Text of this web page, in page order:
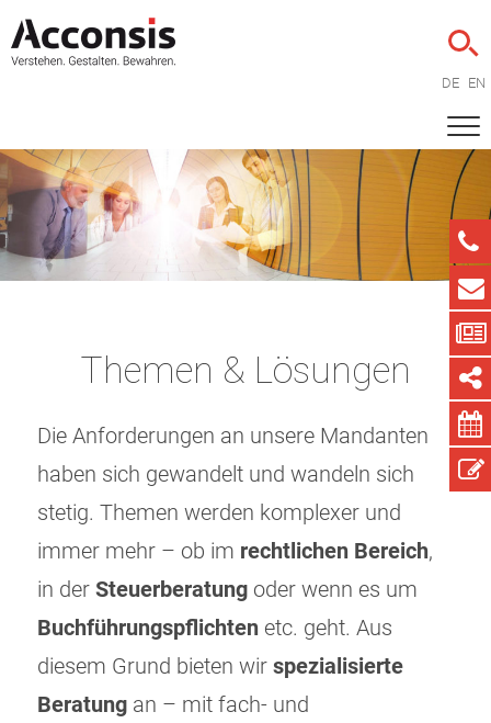
DE EN
Themen & Lösungen
Die Anforderungen an unsere Mandanten
haben sich gewandelt und wandeln sich
stetig. Themen werden komplexer und
immer mehr – ob im rechtlichen Bereich,
in der Steuerberatung oder wenn es um
Buchführungspflichten etc. geht. Aus
diesem Grund bieten wir spezialisierte
Beratung an – mit fach- und